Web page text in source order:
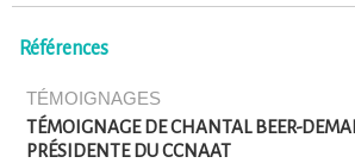
Références
TÉMOIGNAGES
TÉMOIGNAGE DE CHANTAL BEER-
PRÉSIDENTE DU CCNAAT